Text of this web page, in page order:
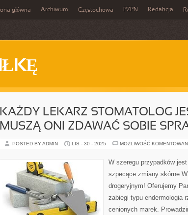
główna Archiwum Częstochowa PZPN Redakcja
KAŻDY LEKARZ STOMATOLOG
MUSZĄ ONI ZDAWAĆ SOBIE
POSTED BY ADMIN LIS - 30 - 2025 MOŻLIWOŚĆ
W szeregu przypadków
szpecące zmiany skórne
drogeryjnym! Oferujemy
zabiegi typu endermologia
cenionych marek.